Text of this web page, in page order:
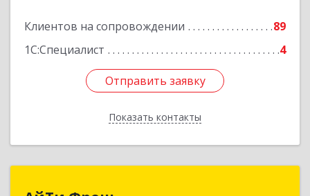
Клиентов на сопровождении
89
1С:Специалист
4
Отправить заявку
Показать контакты
Отправить заявку
Назад